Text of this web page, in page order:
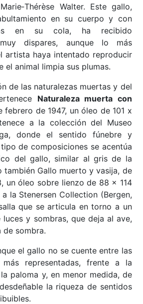
Walter. Este gallo,
en su cuerpo y con
en su cola, ha recibido
muy dispares, aunque lo más
artista haya intentado reproducir
el animal limpia sus plumas.
de las naturalezas muertas y del
Naturaleza muerta con
febrero de 1947, un óleo de 101 x
a la colección del Museo
donde el sentido fúnebre y
de composiciones se acentúa
del gallo, similar al gris de la
también Gallo muerto y vasija, de
un óleo sobre lienzo de 88 x 114
la Stenersen Collection (Bergen,
que se articula en torno a un
y sombras, que deja al ave,
de sombra.
el gallo no se cuente entre las
más representadas, frente a la
paloma y, en menor medida, de
la riqueza de sentidos